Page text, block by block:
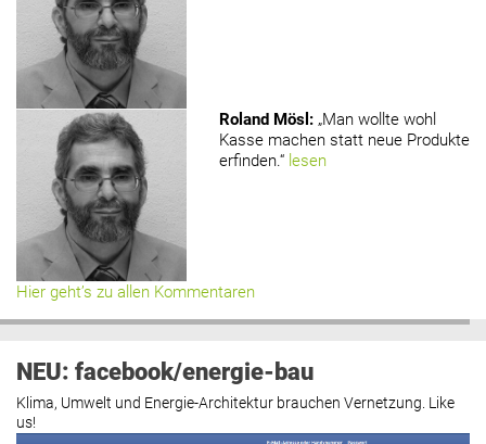
Roland Mösl : „Man wollte wohl
Kasse machen statt neue Produkte
erfinden.“ lesen
Hier geht’s zu allen Kommentaren
NEU: facebook/energie-bau
Klima, Umwelt und Energie-Architektur brauchen Vernetzung. Like
us!